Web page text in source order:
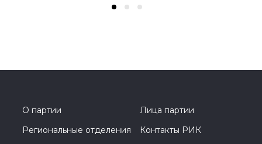
О партии
Лица партии
Региональные отделения
Контакты РИК